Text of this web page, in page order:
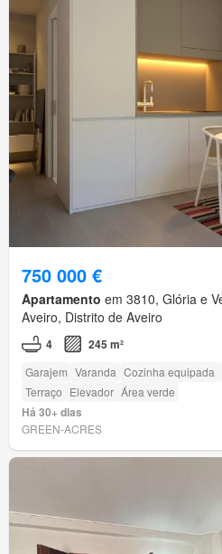
750 000 €
Apartamento em 3810, Glória e
Aveiro, Distrito de Aveiro
4 245 m²
Garajem Varanda Cozinha equipada
Terraço Elevador Área verde
Há 30+ dias
GREEN-ACRES